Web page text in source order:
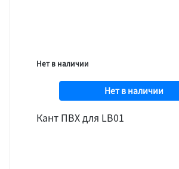
Нет в наличии
Нет в наличии
Кант ПВХ для LB01